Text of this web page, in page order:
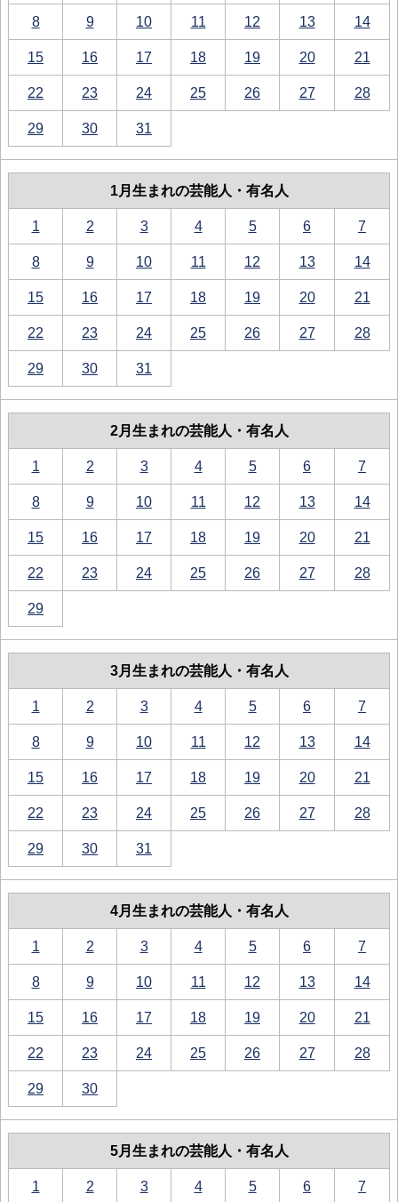
8 9 10 11 12 13 14
15 16 17 18 19 20 21
22 23 24 25 26 27 28
29 30 31
1月生まれの芸能人・有名人
1 2 3 4 5 6 7
8 9 10 11 12 13 14
15 16 17 18 19 20 21
22 23 24 25 26 27 28
29 30 31
2月生まれの芸能人・有名人
1 2 3 4 5 6 7
8 9 10 11 12 13 14
15 16 17 18 19 20 21
22 23 24 25 26 27 28
29
3月生まれの芸能人・有名人
1 2 3 4 5 6 7
8 9 10 11 12 13 14
15 16 17 18 19 20 21
22 23 24 25 26 27 28
29 30 31
4月生まれの芸能人・有名人
1 2 3 4 5 6 7
8 9 10 11 12 13 14
15 16 17 18 19 20 21
22 23 24 25 26 27 28
29 30
5月生まれの芸能人・有名人
1 2 3 4 5 6 7